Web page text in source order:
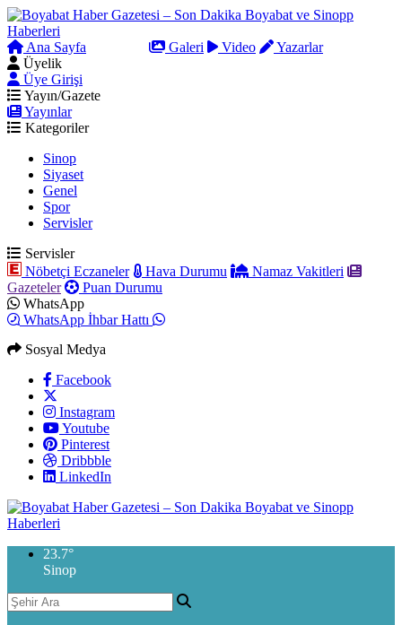
Ana Sayfa Galeri Video
Yazarlar
Üyelik
Üye Girişi
Yayın/Gazete
Yayınlar
Kategoriler
Sinop
Siyaset
Genel
Spor
Servisler
Servisler
Nöbetçi Eczaneler
Hava Durumu
Namaz Vakitleri
Gazeteler
Puan Durumu
WhatsApp
WhatsApp İhbar Hattı
Sosyal Medya
Facebook
Instagram
Youtube
Pinterest
Dribbble
LinkedIn
23.7°
Sinop